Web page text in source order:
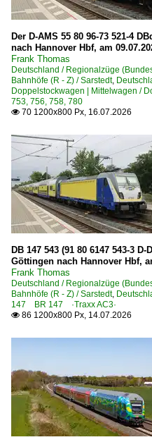
Rotenburg (Wümme)
Salzbergen
Salzgitter-
Sarstedt
Schneverdingen
Soltau (Han)
Uelzen
Verden (Aller)
Vienenburg
Vöhrum
Winsen (Luhe)
Wolfsburg Hbf
Wunstorf
~ Sonstige
Bahntechnische
Detailfotos
Wagenübergänge
Der D-AMS 55 80 96-73 521-4
nach Hannover Hbf, am
Frank Thomas
Deutschland / Regionalzüge
Bahnhöfe (R - Z) / Sarstedt,
Doppelstockwagen | Mittelwagen /
753, 756, 758, 780
 70 1200x800 Px, 16.07.2026
DB 147 543 (91 80 6147 543-3
Göttingen nach Hannover Hbf,
Frank Thomas
Deutschland / Regionalzüge
Bahnhöfe (R - Z) / Sarstedt,
147 BR 147 ·Traxx AC3·
 86 1200x800 Px, 14.07.2026